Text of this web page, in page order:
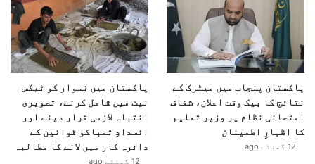
پاکستان پنجاب میں میٹرک کے
نتائج کا بیک وقت اعلان، شفاف
امتحانی نظام پر وزیر تعلیم
کا اظہارِ اطمینان
12 گھنٹے ago
پاکستان میں نسوار کو ٹیکس
نیٹ میں شامل کرنے، تصویری
انتباہ لازمی قرار دینے اور
انسدادِ تمباکو قوانین کے
دائرہ کار میں لانے کا مطالبہ
12 گھنٹے ago